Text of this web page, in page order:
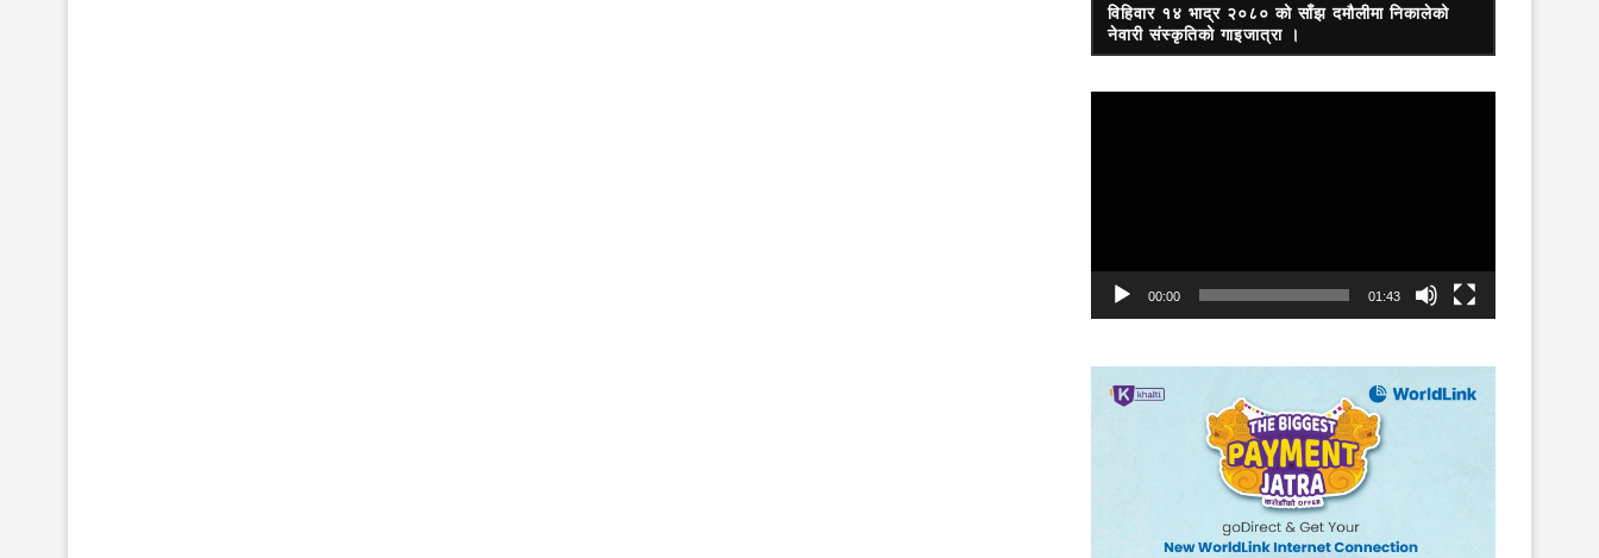
विहिवार १४ भाद्र २०८० को साँझ दमौलीमा निकालेको
नेवारी संस्कृतिको गाइजात्रा ।
00:00 01:43